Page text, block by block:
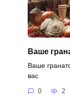
Ваше
Ваше
вас
0 2